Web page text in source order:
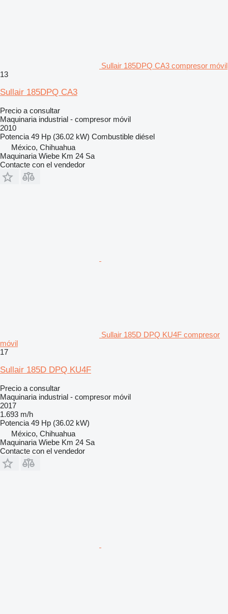
Sullair 185DPQ CA3 compresor móvil
13
Sullair 185DPQ CA3
Precio a consultar
Maquinaria industrial - compresor móvil
2010
Potencia 49 Hp (36.02 kW) Combustible diésel
México, Chihuahua
Maquinaria Wiebe Km 24 Sa
Contacte con el vendedor
Sullair 185D DPQ KU4F compresor
móvil
17
Sullair 185D DPQ KU4F
Precio a consultar
Maquinaria industrial - compresor móvil
2017
1.693 m/h
Potencia 49 Hp (36.02 kW)
México, Chihuahua
Maquinaria Wiebe Km 24 Sa
Contacte con el vendedor